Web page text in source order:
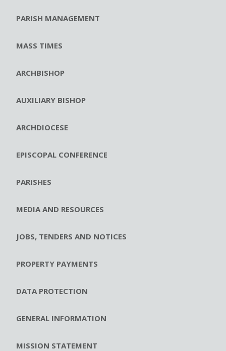
PARISH MANAGEMENT
MASS TIMES
ARCHBISHOP
AUXILIARY BISHOP
ARCHDIOCESE
EPISCOPAL CONFERENCE
PARISHES
MEDIA AND RESOURCES
JOBS, TENDERS AND NOTICES
PROPERTY PAYMENTS
DATA PROTECTION
GENERAL INFORMATION
MISSION STATEMENT